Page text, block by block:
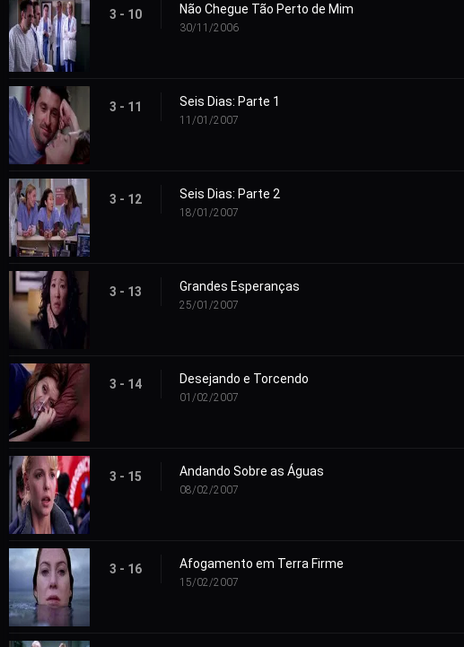
3 - 10 Não Chegue Tão Perto de Mim
30/11/2006
3 - 11 Seis Dias: Parte 1
11/01/2007
3 - 12 Seis Dias: Parte 2
18/01/2007
3 - 13 Grandes Esperanças
25/01/2007
3 - 14 Desejando e Torcendo
01/02/2007
3 - 15 Andando Sobre as Águas
08/02/2007
3 - 16 Afogamento em Terra Firme
15/02/2007